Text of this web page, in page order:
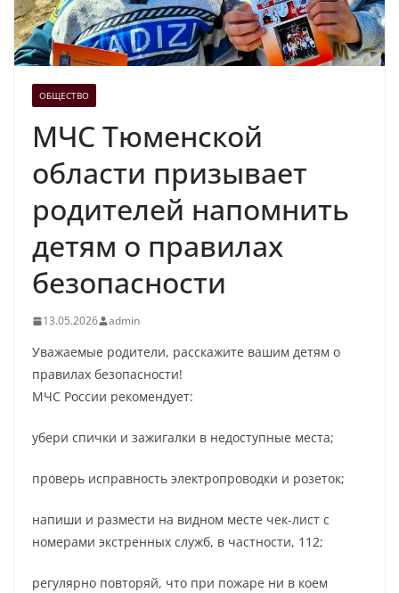
ОБЩЕСТВО
МЧС Тюменской
области призывает
родителей напомнить
детям о правилах
безопасности
13.05.2026 admin
Уважаемые родители, расскажите вашим детям о
правилах безопасности!
МЧС России рекомендует:
убери спички и зажигалки в недоступные места;
проверь исправность электропроводки и розеток;
напиши и размести на видном месте чек-лист с
номерами экстренных служб, в частности, 112;
регулярно повторяй, что при пожаре ни в коем